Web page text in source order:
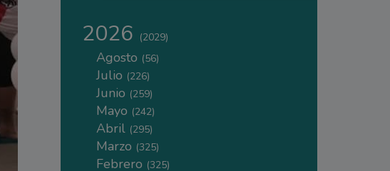
2026 (2029)
Agosto (56)
Julio (226)
Junio (259)
Mayo (242)
Abril (295)
Marzo (325)
Febrero (325)